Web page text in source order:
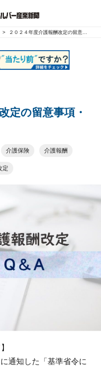
２０２４年度介護報酬改定の留意事項・Ｑ＆Ａ
定の留意事項・
介護保険 介護報酬
定
通知した「基準省令に